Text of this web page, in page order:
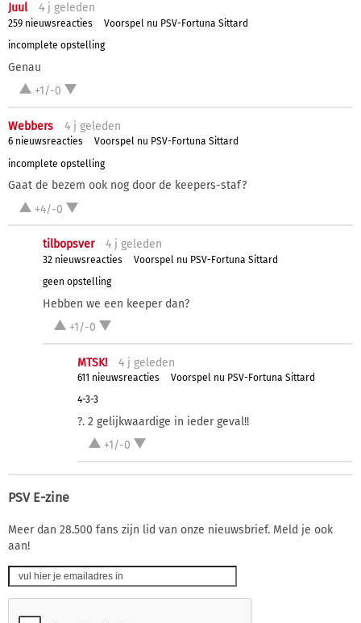
Juul 4 j geleden
259 nieuwsreacties
Voorspel nu PSV-Fortuna Sittard
incomplete opstelling
Genau
+1/-0
Webbers 4 j geleden
6 nieuwsreacties
Voorspel nu PSV-Fortuna Sittard
incomplete opstelling
Gaat de bezem ook nog door de keepers-staf?
+4/-0
tilbopsver 4 j geleden
32 nieuwsreacties
Voorspel nu PSV-Fortuna Sittard
geen opstelling
Hebben we een keeper dan?
+1/-0
MTSK! 4 j geleden
611 nieuwsreacties
Voorspel nu PSV-Fortuna Sittard
4-3-3
?. 2 gelijkwaardige in ieder geval!!
+1/-0
PSV E-zine
Meer dan 28.500 fans zijn lid van onze nieuwsbrief. Meld je ook
aan!